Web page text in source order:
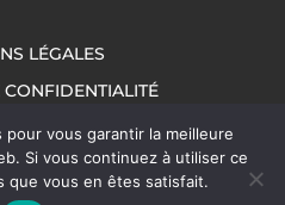
LÉGALES
vous garantir la meilleure
Si vous continuez à utiliser ce
que vous en êtes satisfait.